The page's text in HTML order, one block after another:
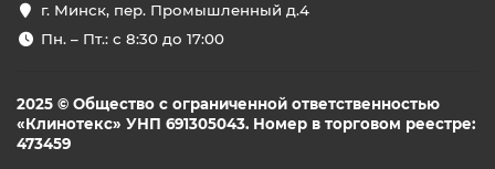
г. Минск, пер. Промышленный д.4
Пн. – Пт.: с 8:30 до 17:00
2025 © Общество с ограниченной ответственностью
«Клинотекс» УНП 691305043. Номер в торговом реестре:
473459